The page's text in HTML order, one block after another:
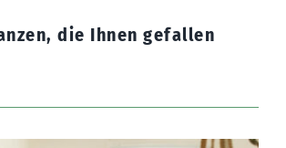
die Ihnen gefallen